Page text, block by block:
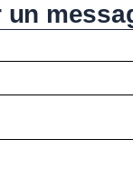
un